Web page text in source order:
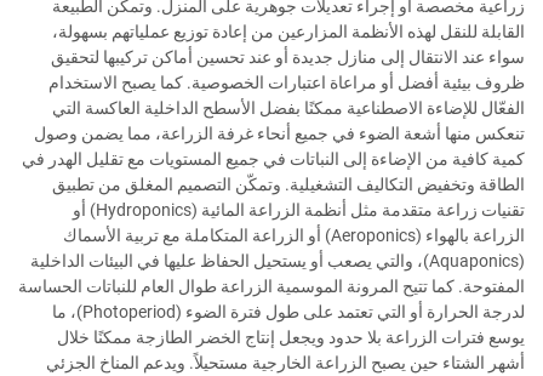
زراعية مخصصة أو إجراء تعديلات جوهرية على المنزل. وتمكّن الطبيعة
القابلة للنقل لهذه الأنظمة المزارعين من إعادة توزيع عملياتهم بسهولة،
سواء عند الانتقال إلى منازل جديدة أو عند تحسين أماكن تركيبها لتحقيق
ظروف بيئية أفضل أو مراعاة اعتبارات الخصوصية. كما يصبح الاستخدام
الفعّال للإضاءة الاصطناعية ممكنًا بفضل الأسطح الداخلية العاكسة التي
تنعكس منها أشعة الضوء في جميع أنحاء غرفة الزراعة، مما يضمن وصول
كمية كافية من الإضاءة إلى النباتات في جميع المستويات مع تقليل الهدر في
الطاقة وتخفيض التكاليف التشغيلية. وتمكّن التصميم المغلق من تطبيق
تقنيات زراعة متقدمة مثل أنظمة الزراعة المائية (Hydroponics) أو
الزراعة بالهواء (Aeroponics) أو الزراعة المتكاملة مع تربية الأسماك
(Aquaponics)، والتي يصعب أو يستحيل الحفاظ عليها في البيئات الداخلية
المفتوحة. كما تتيح المرونة الموسمية الزراعة طوال العام للنباتات الحساسة
لدرجة الحرارة أو التي تعتمد على طول فترة الضوء (Photoperiod)، ما
يوسع فترات الزراعة بلا حدود ويجعل إنتاج الخضر الطازجة ممكنًا خلال
أشهر الشتاء حين يصبح الزراعة الخارجية مستحيلاً. ويدعم المناخ الجزئي